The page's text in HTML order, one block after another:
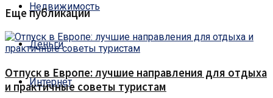
Недвижимость
Деньги
Интернет
Еще публикации
Отпуск в Европе: лучшие направления для отдыха
и практичные советы туристам